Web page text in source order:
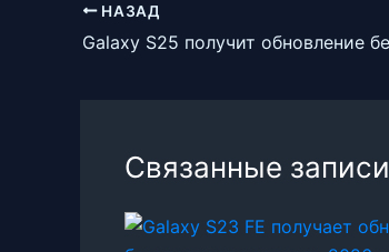
НАЗАД
Связанные записи